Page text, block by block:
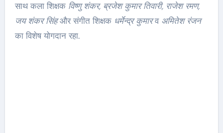
साथ कला शिक्षकविष्णु शंकर, ब्रजेश कुमार तिवारी, राजेश रमण,
जय शंकर सिंहऔर संगीत शिक्षक धर्मेन्द्र कुमारव अमितेश रंजन
का विशेष योगदान रहा.